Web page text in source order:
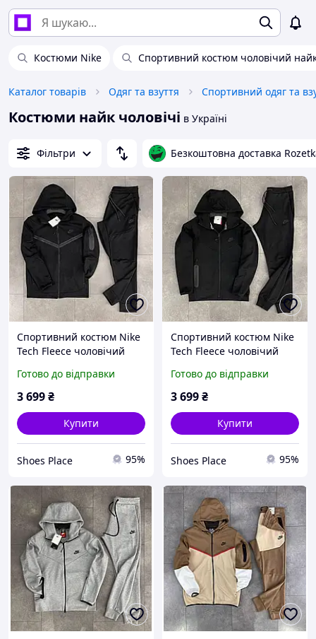
Костюми Nike Спортивний костюм чоловічий
Каталог товарів Одяг та взуття Спортивний одяг та
Костюми найк чоловічі в Україні
Фільтри Безкоштовна доставка
Спортивний костюм Nike
Tech Fleece чоловічий
весна осінь брендовий
найк теч фліс
Готово до відправки
3 699₴
Купити
Shoes Place 95%
Спортивний костюм Nike
Tech Fleece чоловічий
весна осінь брендовий
найк теч фліс
Готово до відправки
3 699₴
Купити
Shoes Place 95%